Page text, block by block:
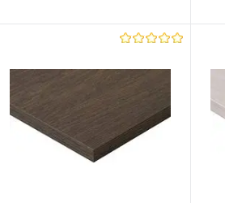
сравнению
В избранное В наличии